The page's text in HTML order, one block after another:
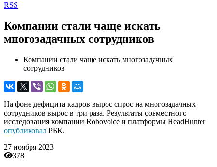
RSS
Компании стали чаще искать
многозадачных сотрудников
Компании стали чаще искать многозадачных
сотрудников
На фоне дефицита кадров вырос спрос на многозадачных
сотрудников вырос в три раза. Результаты совместного
исследования компании Robovoice и платформы HeadHunter
опубликовал РБК.
27 ноября 2023
378